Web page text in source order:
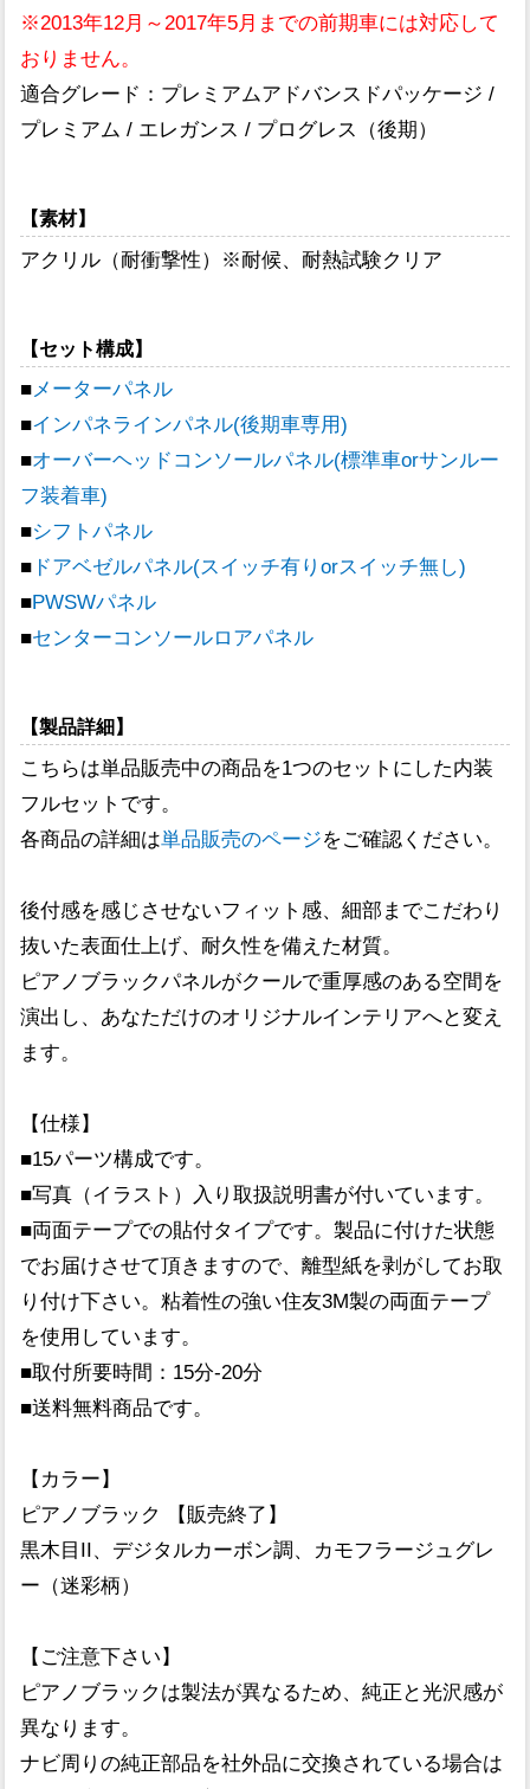
※2013年12月～2017年5月までの前期車には対応して
おりません。
適合グレード：プレミアムアドバンスドパッケージ /
プレミアム / エレガンス / プログレス（後期）
【素材】
アクリル（耐衝撃性）※耐候、耐熱試験クリア
【セット構成】
■メーターパネル
■インパネラインパネル(後期車専用)
■オーバーヘッドコンソールパネル(標準車orサンルー
フ装着車)
■シフトパネル
■ ドアベゼルパネル(スイッチ有りorスイッチ無し)
■PWSWパネル
■センターコンソールロアパネル
【製品詳細】
こちらは単品販売中の商品を1つのセットにした内装
フルセットです。
各商品の詳細は単品販売のページをご確認ください。
後付感を感じさせないフィット感、細部までこだわり
抜いた表面仕上げ、耐久性を備えた材質。
ピアノブラックパネルがクールで重厚感のある空間を
演出し、あなただけのオリジナルインテリアへと変え
ます。
【仕様】
■15パーツ構成です。
■写真（イラスト）入り取扱説明書が付いています。
■両面テープでの貼付タイプです。製品に付けた状態
でお届けさせて頂きますので、離型紙を剥がしてお取
り付け下さい。粘着性の強い住友3M製の両面テープ
を使用しています。
■取付所要時間：15分-20分
■送料無料商品です。
【カラー】
ピアノブラック 【販売終了】
黒木目II、デジタルカーボン調、カモフラージュグレ
ー（迷彩柄）
【ご注意下さい】
ピアノブラックは製法が異なるため、純正と光沢感が
異なります。
ナビ周りの純正部品を社外品に交換されている場合は